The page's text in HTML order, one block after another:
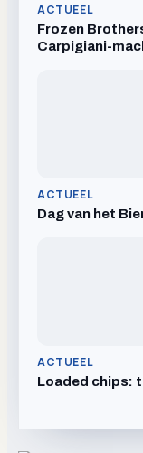
ACTUEEL
Frozen
Carpigiani-
ACTUEEL
Dag van het
ACTUEEL
Loaded chips: